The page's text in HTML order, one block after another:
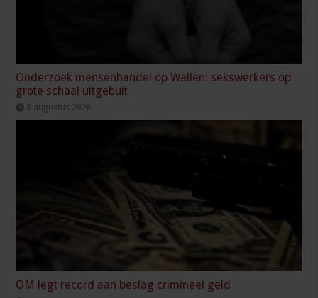
Onderzoek mensenhandel op Wallen: sekswerkers op
grote schaal uitgebuit
8 augustus 2026
OM legt record aan beslag crimineel geld